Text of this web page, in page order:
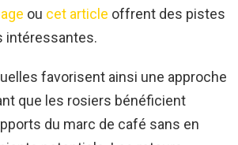
ou cet article offrent des pistes
intéressantes.
favorisent ainsi une approche
que les rosiers bénéficient
du marc de café sans en